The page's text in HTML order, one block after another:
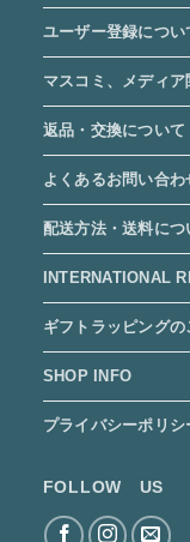
ユーザー登録につい
マスコミ、メディ
返品・交換について
よくあるお問い合
配送方法・送料につ
INTERNATIONAL
ギフトラッピングの
SHOP INFO
プライバシーポリシ
FOLLOW US